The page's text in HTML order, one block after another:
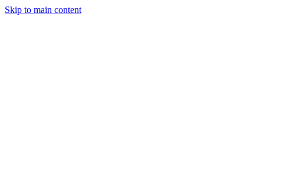
Skip to main content